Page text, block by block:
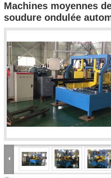
Machines moyennes
soudure ondulée